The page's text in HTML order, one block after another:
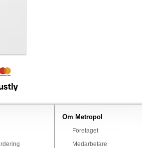
Om Metropol
Företaget
Medarbetare